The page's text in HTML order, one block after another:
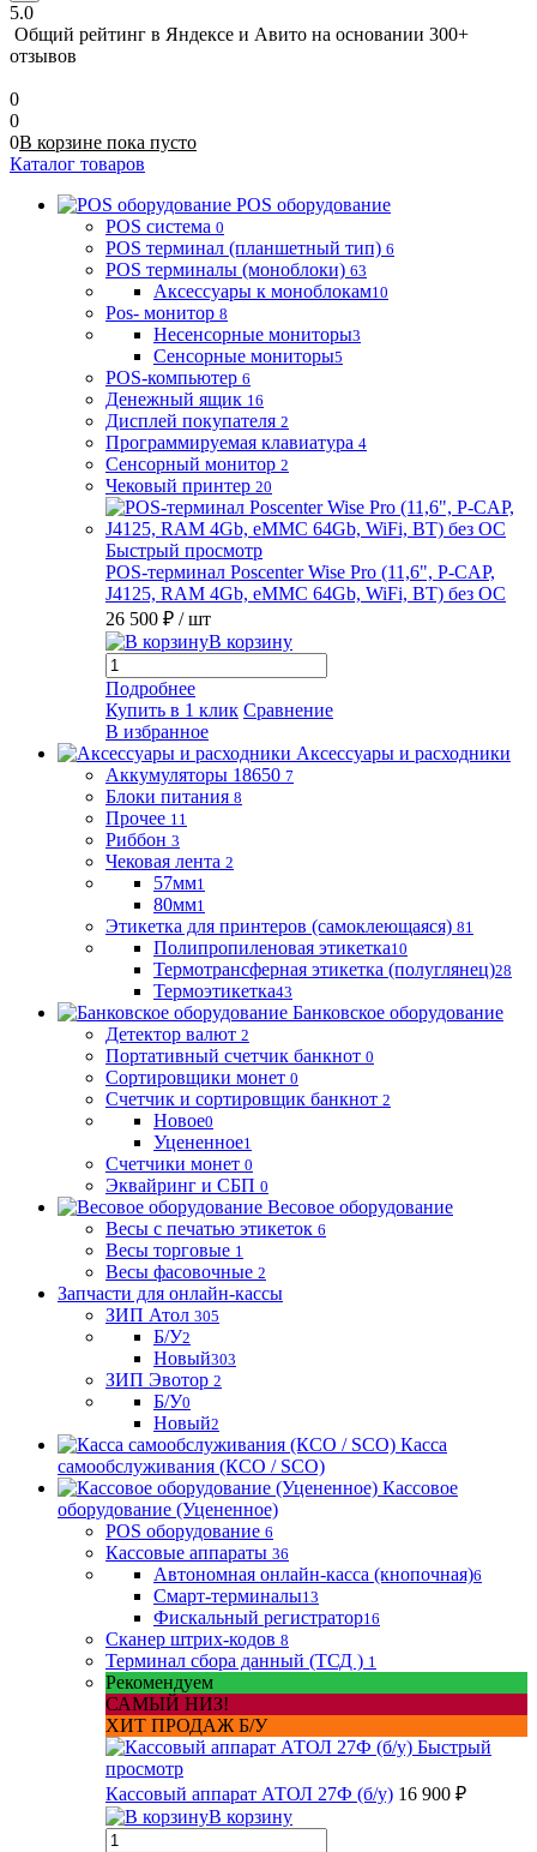
5.0
Общий рейтинг в Яндексе и Авито на основании 300+
отзывов
0
0
0В корзине пока пусто
Каталог товаров
POS оборудование
POS система 0
POS терминал (планшетный тип) 6
POS терминалы (моноблоки) 63
Аксессуары к моноблокам10
Pos- монитор 8
Несенсорные мониторы3
Сенсорные мониторы5
POS-компьютер 6
Денежный ящик 16
Дисплей покупателя 2
Программируемая клавиатура 4
Сенсорный монитор 2
Чековый принтер 20
Быстрый просмотр
POS-терминал Poscenter Wise Pro (11,6", P-CAP,
J4125, RAM 4Gb, eMMC 64Gb, WiFi, BT) без ОС
26 500 ₽ / шт
В корзину
Подробнее
Купить в 1 клик Сравнение
В избранное
Аксессуары и расходники
Аккумуляторы 18650 7
Блоки питания 8
Прочее 11
Риббон 3
Чековая лента 2
57мм1
80мм1
Этикетка для принтеров (самоклеющаяся) 81
Полипропиленовая этикетка10
Термотрансферная этикетка (полуглянец)28
Термоэтикетка43
Банковское оборудование
Детектор валют 2
Портативный счетчик банкнот 0
Сортировщики монет 0
Счетчик и сортировщик банкнот 2
Новое0
Уцененное1
Счетчики монет 0
Эквайринг и СБП 0
Весовое оборудование
Весы с печатью этикеток 6
Весы торговые 1
Весы фасовочные 2
Запчасти для онлайн-кассы
ЗИП Атол 305
Б/У2
Новый303
ЗИП Эвотор 2
Б/У0
Новый2
Касса
самообслуживания (КСО / SCO)
Кассовое
оборудование (Уцененное)
POS оборудование 6
Кассовые аппараты 36
Автономная онлайн-касса (кнопочная)6
Смарт-терминалы13
Фискальный регистратор16
Сканер штрих-кодов 8
Терминал сбора данный (ТСД ) 1
Рекомендуем
САМЫЙ НИЗ!
ХИТ ПРОДАЖ Б/У
Быстрый
просмотр
Кассовый аппарат АТОЛ 27Ф (б/у) 16 900 ₽
В корзину